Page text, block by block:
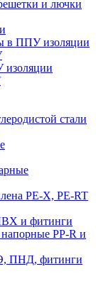
и лючки
в ППУ изоляции
изоляции
стали
PE-X, PE-RT
и фитинги
PP-R и
ПНД, фитинги